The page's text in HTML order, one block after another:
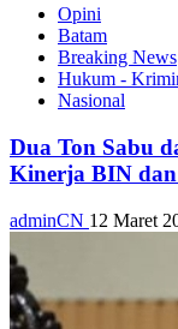
Opini
Batam
Breaking News
Hukum -
Nasional
Dua Ton Sabu
Kinerja BIN
adminCN 12 Maret